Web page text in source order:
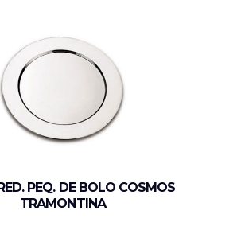
PEQ. DE BOLO COSMOS
TRAMONTINA